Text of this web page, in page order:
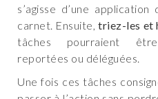
s’agisse d’une
carnet. Ensuite,triez-les et
tâches pourraient
reportées ou déléguées.
Une fois ces tâches